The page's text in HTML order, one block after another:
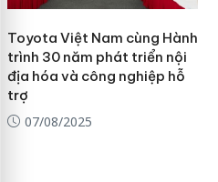
Toyota Việt Nam cùng Hành
trình 30 năm phát triển nội
địa hóa và công nghiệp hỗ
trợ
07/08/2025